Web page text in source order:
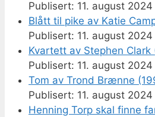
11. august 2024
Blått til pike av Katie
11. august 2024
Kvartett av Stephen Clark
11. august 2024
Tom av Trond Brænne
11. august 2024
Henning Torp skal finne